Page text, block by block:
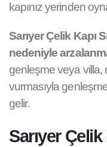
kapınız yerinden
Sarıyer Çelik Kapı
nedeniyle
genleşme veya villa,
vurmasıyla
gelir.
Sarıyer Çelik